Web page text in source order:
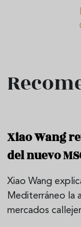
Xiao Wang
del nuevo
Xiao Wang
Mediterráneo la
mercados